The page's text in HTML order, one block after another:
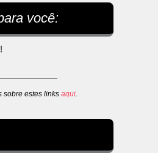
você:
sobre estes linksaqui.